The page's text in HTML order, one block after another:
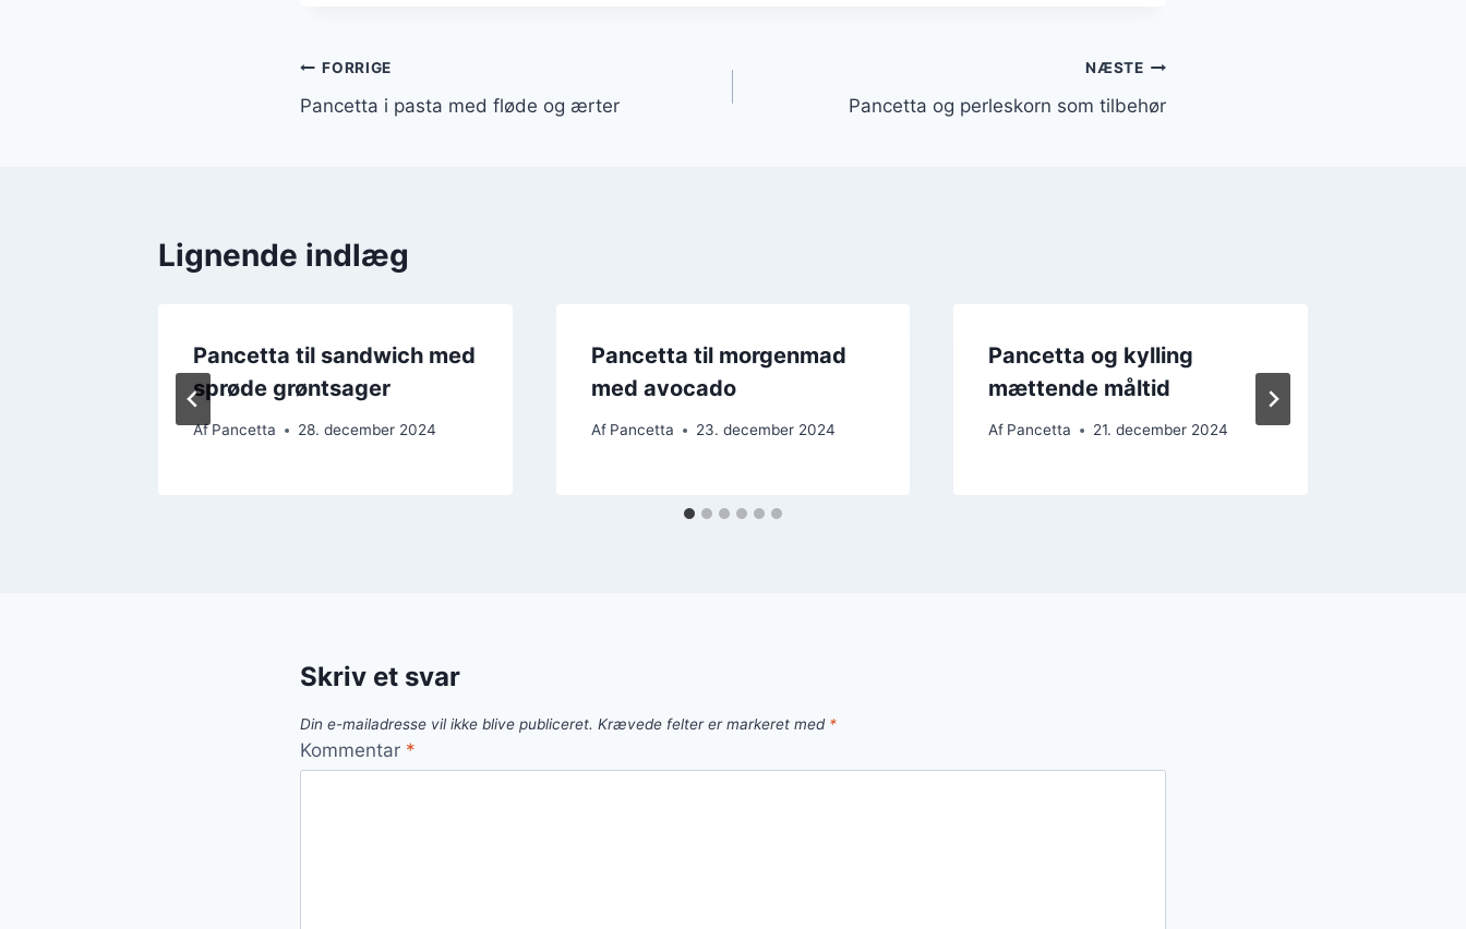
Indlægsnavigation
FORRIGE
Pancetta i pasta med fløde og ærter
NÆSTE
Pancetta og perleskorn som tilbehør
Lignende indlæg
Pancetta til sandwich med
sprøde grøntsager
Af Pancetta 28. december 2024
Pancetta til morgenmad
med avocado
Af Pancetta 23. december 2024
Pancetta og kylling
mættende måltid
Af Pancetta 21. december 2024
Skriv et svar
Din e-mailadresse vil ikke blive publiceret. Krævede felter er markeret med *
Kommentar *